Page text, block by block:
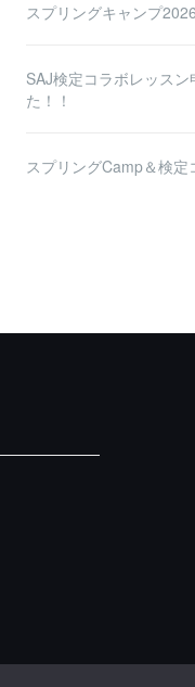
スプリングキャンプ
SAJ検定コラボレッス
た！！
スプリングCamp＆検